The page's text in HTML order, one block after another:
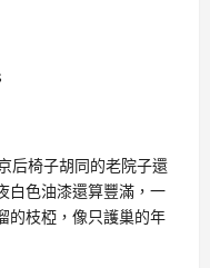
椅子胡同的老院子還
白色油漆還算豐滿，一
的枝椏，像只護巢的年